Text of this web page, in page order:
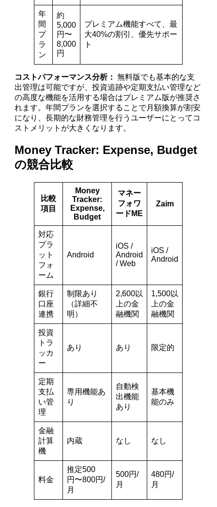
年
間
プ
ラ
ン
約
5,000
円〜
8,000
円
プレミアム機能すべて、最
大40%の割引、優先サポー
ト
コストパフォーマンス分析： 無料版でも基本的な支
出管理は可能ですが、投資追跡や定期支払い管理など
の高度な機能を活用する場合はプレミアム版が推奨さ
れます。年間プランを選択することで月額換算が割安
になり、長期的な財務管理を行うユーザーにとってコ
ストメリットが大きくなります。
Money Tracker: Expense, Budget
の競合比較
比較
項目
Money
Tracker:
Expense,
Budget
マネー
フォワ
ードME
Zaim
対応
プラ
ット
フォ
ーム
Android
iOS /
Android
/ Web
iOS /
Android
銀行
口座
連携
制限あり
（詳細不
明）
2,600以
上の金
融機関
1,500以
上の金
融機関
投資
トラ
ッカ
ー
あり あり 限定的
定期
支払
い管
理
専用機能あ
り
自動検
出機能
あり
基本機
能のみ
金融
計算
機
内蔵 なし なし
料金
推定500
円〜800円/
月
500円/
月
480円/
月